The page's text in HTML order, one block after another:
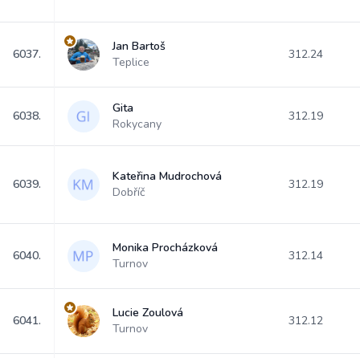
6037.
Jan Bartoš
Teplice
312.24
6038.
Gita
Rokycany
312.19
6039.
Kateřina Mudrochová
Dobříč
312.19
6040.
Monika Procházková
Turnov
312.14
6041.
Lucie Zoulová
Turnov
312.12